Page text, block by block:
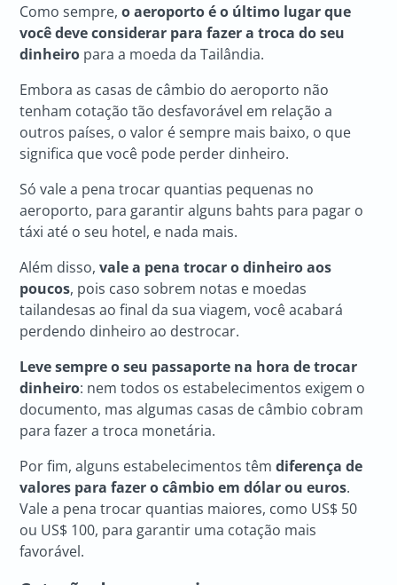
Como sempre,o aeroporto é o último lugar que
você deve considerar para fazer a troca do seu
dinheiro para a moeda da Tailândia.
Embora as casas de câmbio do aeroporto não
tenham cotação tão desfavorável em relação a
outros países, o valor é sempre mais baixo, o que
significa que você pode perder dinheiro.
Só vale a pena trocar quantias pequenas no
aeroporto, para garantir alguns bahts para pagar o
táxi até o seu hotel, e nada mais.
Além disso,vale a pena trocar o dinheiro aos
poucos, pois caso sobrem notas e moedas
tailandesas ao final da sua viagem, você acabará
perdendo dinheiro ao destrocar.
Leve sempre o seu passaporte na hora de trocar
dinheiro: nem todos os estabelecimentos exigem o
documento, mas algumas casas de câmbio cobram
para fazer a troca monetária.
Por fim, alguns estabelecimentos têmdiferença de
valores para fazer o câmbio em dólar ou euros.
Vale a pena trocar quantias maiores, como US$ 50
ou US$ 100, para garantir uma cotação mais
favorável.